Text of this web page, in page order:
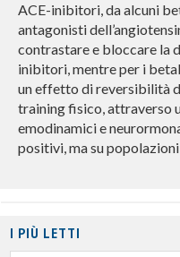
ACE-inibitori, da alcuni
antagonisti
contrastare e bloccare la
inibitori, mentre per i
un effetto di reversibilità
training fisico, attraverso
emodinamici e
positivi, ma su
I PIÙ LETTI